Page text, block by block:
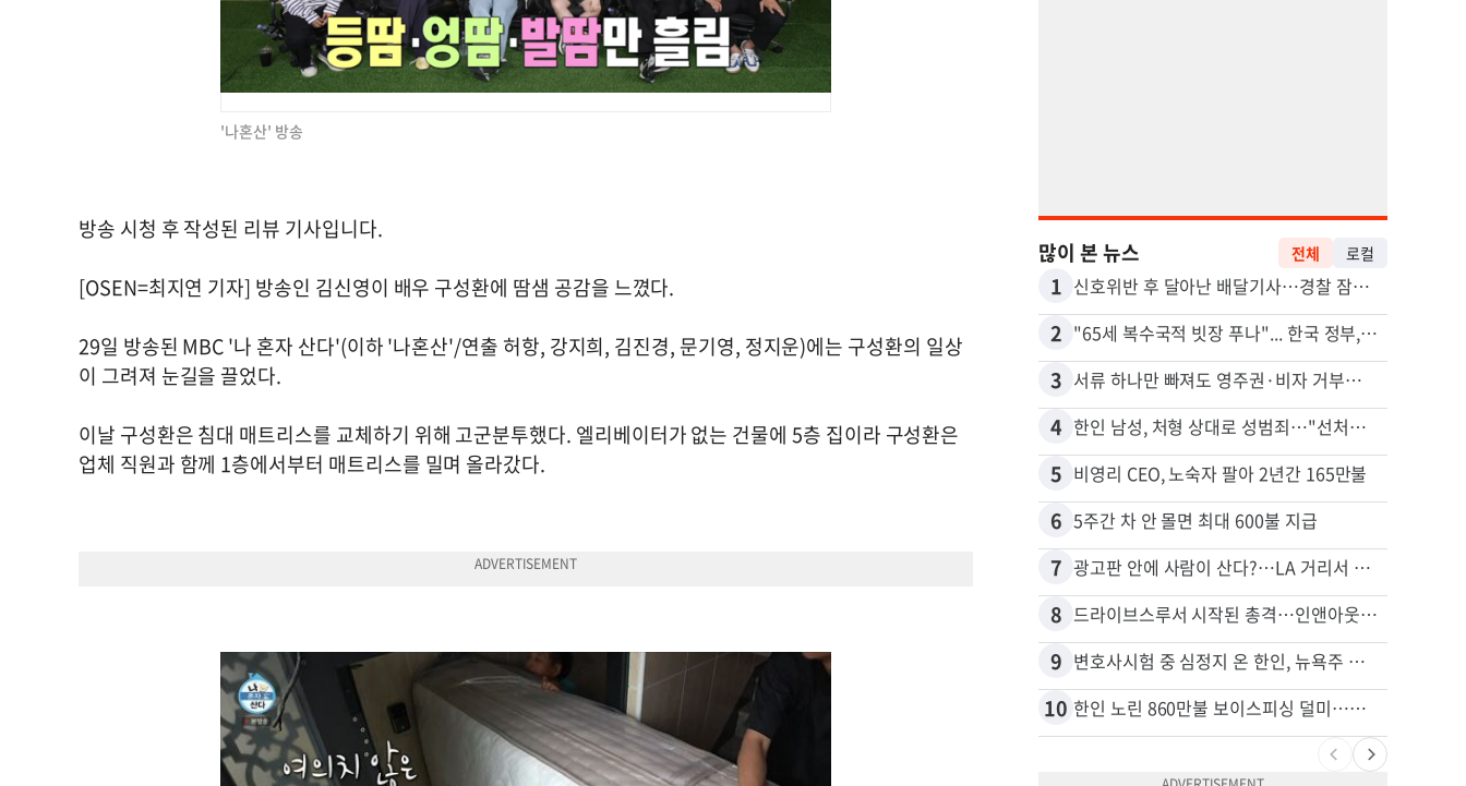
'나혼산' 방송
방송 시청 후 작성된 리뷰 기사입니다.
[OSEN=최지연 기자] 방송인 김신영이 배우 구성환에 땀샘 공감을 느꼈다.
29일 방송된 MBC '나 혼자 산다'(이하 '나혼산'/연출 허항, 강지희, 김진경, 문기영, 정지운)에는 구성환의 일상
이 그려져 눈길을 끌었다.
이날 구성환은 침대 매트리스를 교체하기 위해 고군분투했다. 엘리베이터가 없는 건물에 5층 집이라 구성환은
업체 직원과 함께 1층에서부터 매트리스를 밀며 올라갔다.
많이 본 뉴스 전체 로컬
1 신호위반 후 달아난 배달기사…경찰 잠복해 잡고보니 ‘반전’
2 "65세 복수국적 빗장 푸나"... 한국 정부, 연령 완화 전면 추진
3 서류 하나만 빠져도 영주권·비자 거부…심사관 재량권 대폭 확대
4 한인 남성, 처형 상대로 성범죄…"선처해줬더니 배신자 취급"
5 비영리 CEO, 노숙자 팔아 2년간 165만불
6 5주간 차 안 몰면 최대 600불 지급
7 광고판 안에 사람이 산다?…LA 거리서 화제
8 드라이브스루서 시작된 총격…인앤아웃 참사 영상 공개
9 변호사시험 중 심정지 온 한인, 뉴욕주 제소
10 한인 노린 860만불 보이스피싱 덜미…영사관·한국 검찰 사칭